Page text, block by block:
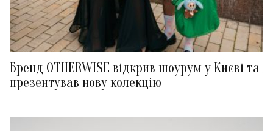
Бренд OTHERWISE відкрив шоурум у Києві та
презентував нову колекцію